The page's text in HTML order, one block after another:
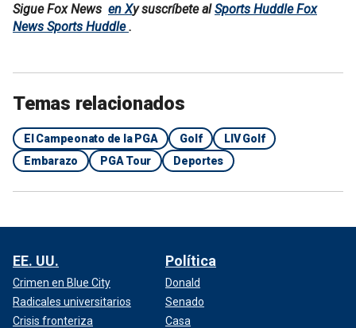
Sigue Fox News en Xy suscríbete alSports Huddle Fox
News Sports Huddle.
Temas relacionados
El Campeonato de la PGA Golf
LIV Golf
Embarazo
PGA Tour Deportes
EE. UU.
Crimen en Blue City
Radicales universitarios
Crisis fronteriza
Política
Donald
Senado
Casa